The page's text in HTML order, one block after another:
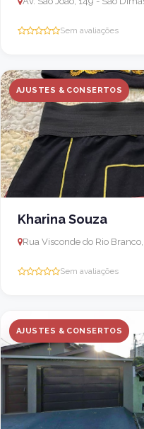
Sem avaliações
AJUSTES & CONSERTOS
Kharina Souza
Sem avaliações
AJUSTES & CONSERTOS